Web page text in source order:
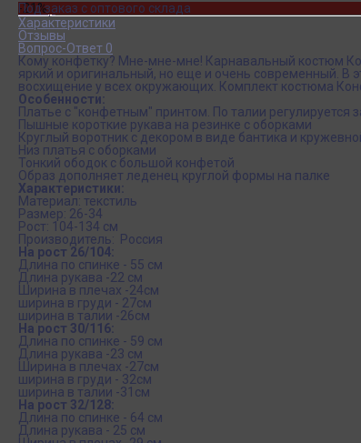
-21%
Под заказ с оптового склада
Обзор
Характеристики
Отзывы
Вопрос-Ответ 0
Кому конфетку? Мне-мне-мне! Карнавальный костюм
яркий и оригинальный, но еще и очень современный. В
восхищение у всех окружающих. Комплект костюма
Особенности:
Платье с "конфетным" принтом. По талии регулируется
Пышные короткие рукава на резинке с оборками
Круглый воротник с декором в виде бантика и
Низ платья с оборками
Тонкий ободок с большой конфетой
Образ дополняет леденец круглой формы на палке
Характеристики:
Материал: текстиль
Размер: 26-34
Рост: 104-134 см
Производитель: Россия
На рост 26/104:
Длина по спинке - 55 см
Длина рукава -22 см
Ширина в плечах -24см
ширина в груди - 27см
ширина в талии -26см
На рост 30/116:
Длина по спинке - 59 см
Длина рукава -23 см
Ширина в плечах -27см
ширина в груди - 32см
ширина в талии -31см
На рост 32/128:
Длина по спинке - 64 см
Длина рукава - 25 см